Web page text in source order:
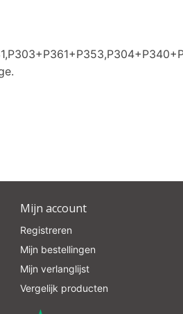
Mijn account
Registreren
Mijn bestellingen
Mijn verlanglijst
Vergelijk producten